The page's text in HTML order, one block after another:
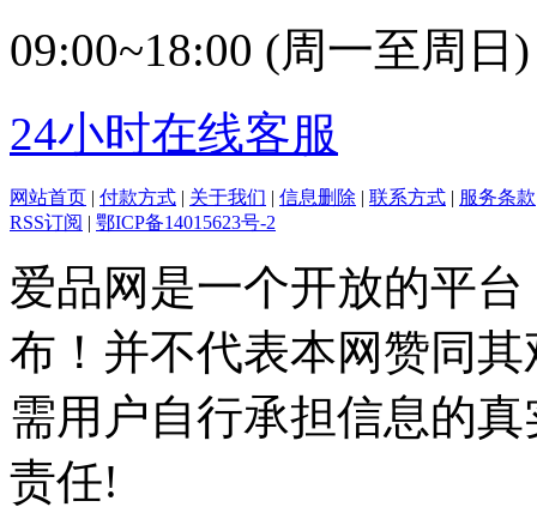
09:00~18:00 (周一至周日)
24小时在线客服
网站首页 | 付款方式 | 关于我们 | 信息删除 | 联系方式 | 服务条款
RSS订阅 | 鄂ICP备14015623号-2
爱品网是一个开放的平
布！并不代表本网赞同
需用户自行承担信息的
责任!